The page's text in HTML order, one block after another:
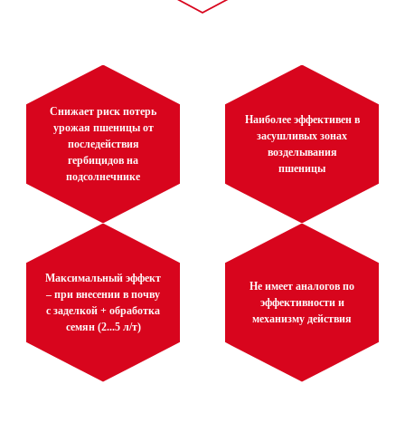
Снижает риск потерь
урожая пшеницы от
последействия
гербицидов на
подсолнечнике
Максимальный эффект
– при внесении в почву
с заделкой + обработка
семян (2...5 л/т)
Наиболее эффективен в
засушливых зонах
возделывания
пшеницы
Не имеет аналогов по
эффективности и
механизму действия